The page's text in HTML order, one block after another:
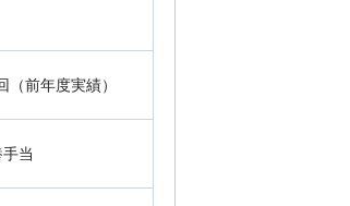
前年度実績）
当